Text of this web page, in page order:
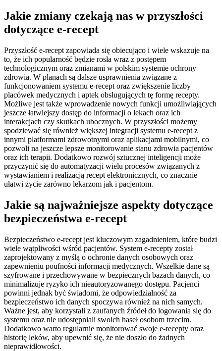
Jakie zmiany czekają nas w przyszłości
dotyczące e-recept
Przyszłość e-recept zapowiada się obiecująco i wiele wskazuje na
to, że ich popularność będzie rosła wraz z postępem
technologicznym oraz zmianami w polskim systemie ochrony
zdrowia. W planach są dalsze usprawnienia związane z
funkcjonowaniem systemu e-recept oraz zwiększenie liczby
placówek medycznych i aptek obsługujących tę formę recepty.
Możliwe jest także wprowadzenie nowych funkcji umożliwiających
jeszcze łatwiejszy dostęp do informacji o lekach oraz ich
interakcjach czy skutkach ubocznych. W przyszłości możemy
spodziewać się również większej integracji systemu e-recept z
innymi platformami zdrowotnymi oraz aplikacjami mobilnymi, co
pozwoli na jeszcze lepsze monitorowanie stanu zdrowia pacjentów
oraz ich terapii. Dodatkowo rozwój sztucznej inteligencji może
przyczynić się do automatyzacji wielu procesów związanych z
wystawianiem i realizacją recept elektronicznych, co znacznie
ułatwi życie zarówno lekarzom jak i pacjentom.
Jakie są najważniejsze aspekty dotyczące
bezpieczeństwa e-recept
Bezpieczeństwo e-recept jest kluczowym zagadnieniem, które budzi
wiele wątpliwości wśród pacjentów. System e-recepty został
zaprojektowany z myślą o ochronie danych osobowych oraz
zapewnieniu poufności informacji medycznych. Wszelkie dane są
szyfrowane i przechowywane w bezpiecznych bazach danych, co
minimalizuje ryzyko ich nieautoryzowanego dostępu. Pacjenci
powinni jednak być świadomi, że odpowiedzialność za
bezpieczeństwo ich danych spoczywa również na nich samych.
Ważne jest, aby korzystali z zaufanych źródeł do logowania się do
systemu oraz nie udostępniali swoich haseł osobom trzecim.
Dodatkowo warto regularnie monitorować swoje e-recepty oraz
historię leków, aby upewnić się, że nie doszło do żadnych
nieprawidłowości.